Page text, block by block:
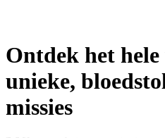
Ontdek het
unieke,
missies